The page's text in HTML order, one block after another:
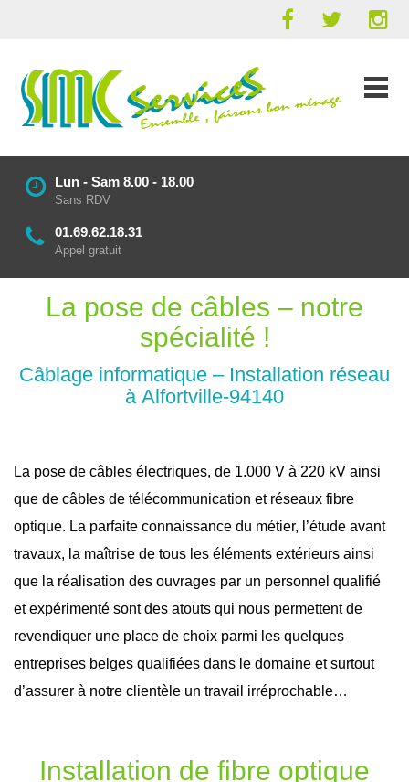
Lun - Sam 8.00 - 18.00
Sans RDV
01.69.62.18.31
Appel gratuit
La pose de câbles – notre
spécialité !
Câblage informatique – Installation réseau
à Alfortville-94140
La pose de câbles électriques, de 1.000 V à 220 kV ainsi
que de câbles de télécommunication et réseaux fibre
optique. La parfaite connaissance du métier, l’étude avant
travaux, la maîtrise de tous les éléments extérieurs ainsi
que la réalisation des ouvrages par un personnel qualifié
et expérimenté sont des atouts qui nous permettent de
revendiquer une place de choix parmi les quelques
entreprises belges qualifiées dans le domaine et surtout
d’assurer à notre clientèle un travail irréprochable…
Installation de fibre optique